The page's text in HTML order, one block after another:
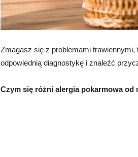
Zmagasz się z problemami
odpowiednią diagnostykę i znaleźć
Czym się różni alergia pokarmowa od